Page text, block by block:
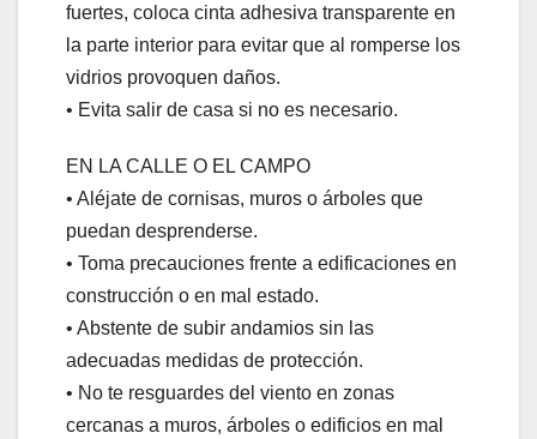
fuertes, coloca cinta adhesiva transparente en
la parte interior para evitar que al romperse los
vidrios provoquen daños.
•⁠ ⁠Evita salir de casa si no es necesario.
EN LA CALLE O EL CAMPO
•⁠ ⁠Aléjate de cornisas, muros o árboles que
puedan desprenderse.
•⁠ ⁠Toma precauciones frente a edificaciones en
construcción o en mal estado.
•⁠ ⁠Abstente de subir andamios sin las
adecuadas medidas de protección.
•⁠ ⁠No te resguardes del viento en zonas
cercanas a muros, árboles o edificios en mal